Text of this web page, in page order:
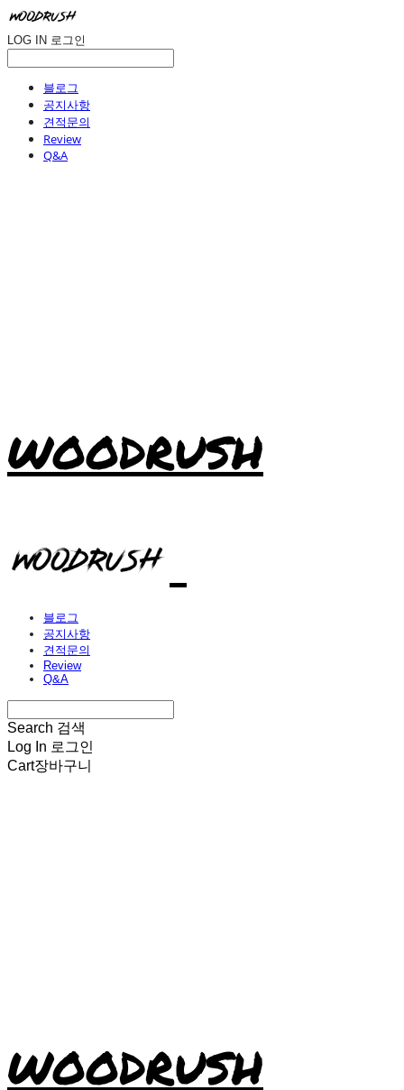
LOG IN 로그인
블로그
공지사항
견적문의
Review
Q&A
WOODRUSH
블로그
공지사항
견적문의
Review
Q&A
Search 검색
Log In 로그인
Cart장바구니
WOODRUSH